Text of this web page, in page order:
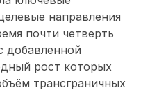
направления
почти четверть
добавленной
рост которых
трансграничных